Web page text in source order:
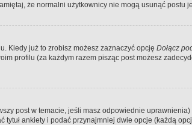
że normalni użytkownicy nie mogą usunąć postu
Kiedy już to zrobisz możesz zaznaczyć opcję Dołącz
profilu (za każdym razem pisząc post możesz
post w temacie, jeśli masz odpowiednie
ankiety i podać przynajmniej dwie opcje (każdą